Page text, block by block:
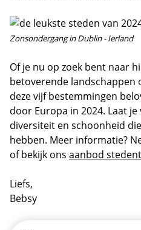
Zonsondergang in Dublin - Ierland
Of je nu op zoek bent naar
betoverende landschappen
deze vijf bestemmingen
door Europa in 2024. Laat
diversiteit en schoonheid
hebben. Meer informatie?
of bekijk ons aanbod
Liefs,
Bebsy